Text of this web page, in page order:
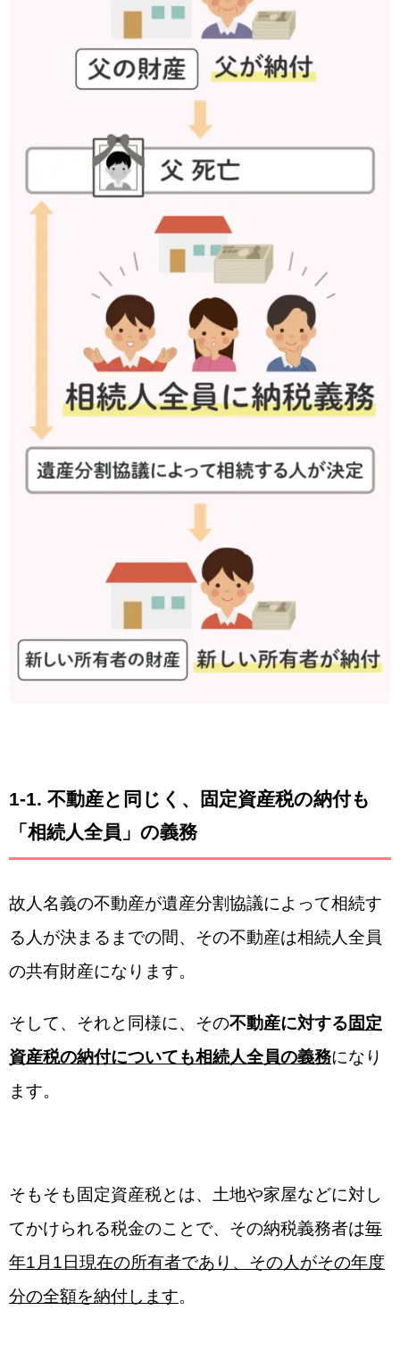
1-1. 不動産と同じく、
固定資産税の納付も
「相続人全員」の義務
故人名義の不動産が遺産分割協議によって相続す
る人が決まるまでの間、その不動産は相続人全員
の共有財産になります。
そして、それと同様に、その不動産に対する固定
資産税の納付についても相続人全員の義務になり
ます。
そもそも固定資産税とは、土地や家屋などに対し
てかけられる税金のことで、その納税義務者は毎
年1月1日現在の所有者であり、その人がその年度
分の全額を納付します。